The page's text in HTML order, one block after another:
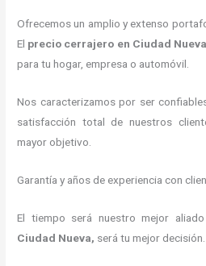
Ofrecemos un amplio y extenso
El precio cerrajero en Ciudad
para tu hogar, empresa o automóvil.
Nos caracterizamos por ser
satisfacción total de nuestros
mayor objetivo.
Garantía y años de experiencia con
El tiempo será nuestro mejor
Ciudad Nueva, será tu mejor decisión.